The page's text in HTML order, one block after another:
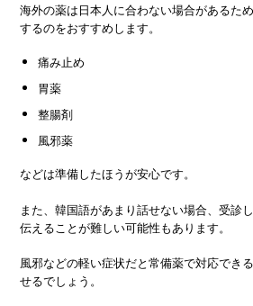
海外の薬は日本人に合わない場合があるた
するのをおすすめします。
痛み止め
胃薬
整腸剤
風邪薬
などは準備したほうが安心です。
また、韓国語があまり話せない場合、受診
伝えることが難しい可能性もあります。
風邪などの軽い症状だと常備薬で対応でき
せるでしょう。